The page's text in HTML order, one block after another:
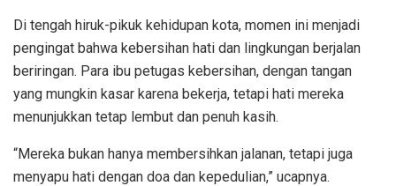
Di tengah hiruk-pikuk kehidupan kota, momen ini menjadi
pengingat bahwa kebersihan hati dan lingkungan berjalan
beriringan. Para ibu petugas kebersihan, dengan tangan
yang mungkin kasar karena bekerja, tetapi hati mereka
menunjukkan tetap lembut dan penuh kasih.
“Mereka bukan hanya membersihkan jalanan, tetapi juga
menyapu hati dengan doa dan kepedulian,” ucapnya.